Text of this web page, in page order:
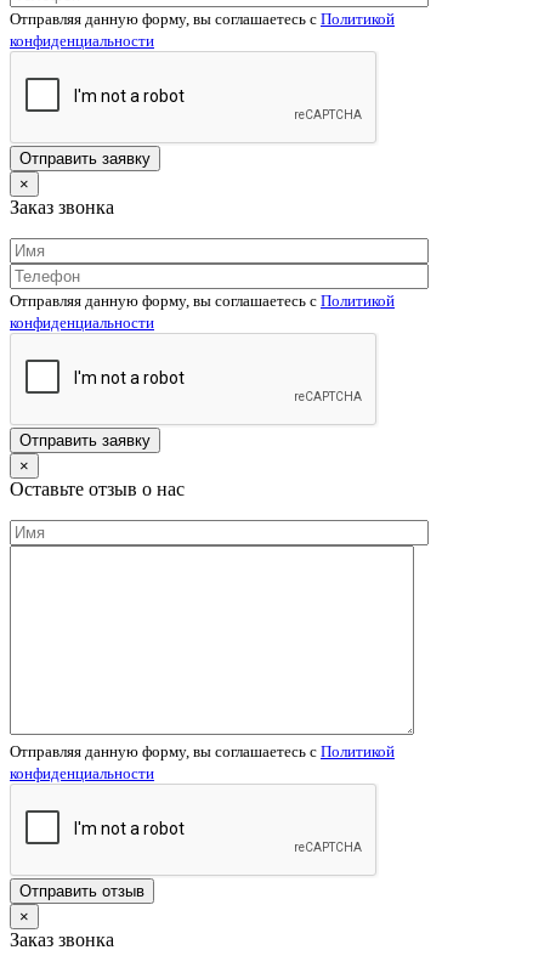
Отправляя данную форму, вы соглашаетесь c Политикой
конфиденциальности
×
Заказ звонка
Отправляя данную форму, вы соглашаетесь c Политикой
конфиденциальности
×
Оставьте отзыв о нас
Отправляя данную форму, вы соглашаетесь c Политикой
конфиденциальности
×
Заказ звонка